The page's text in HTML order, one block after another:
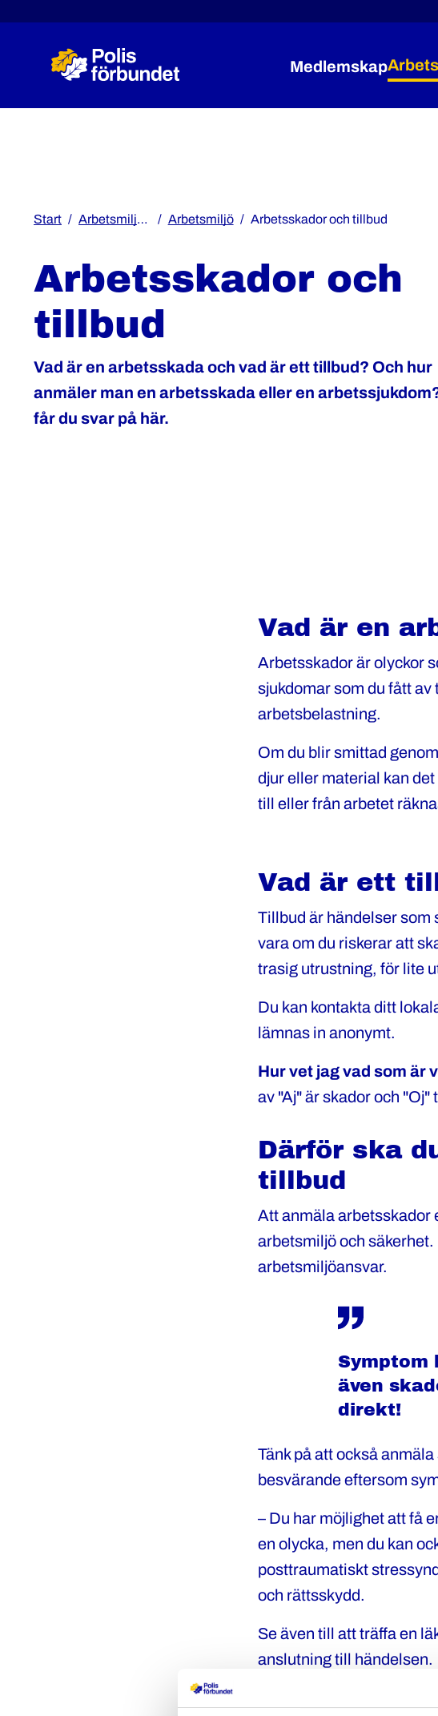
Medlemskap
Start Arbetsmiljö & rättshjälp Arbetsmiljö Arbetsskador och tillbud
Arbetsskador och
tillbud
Vad är en arbetsskada och vad är ett tillbud? Och hur
anmäler man en arbetsskada eller en
får du svar på här.
Vad är en
Arbetsskador är olyckor
sjukdomar som du fått
arbetsbelastning.
Om du blir smittad
djur eller material kan
till eller från arbetet
Vad är ett
Tillbud är händelser som
vara om du riskerar att
trasig utrustning, för lite
Du kan kontakta ditt
lämnas in anonymt.
Hur vet jag vad som är
av "Aj" är skador och "Oj"
Därför ska
tillbud
Att anmäla arbetsskador
arbetsmiljö och
arbetsmiljöansvar.
Symptom
även
direkt!
Tänk på att också
besvärande eftersom
– Du har möjlighet att få
en olycka, men du kan
posttraumatiskt
och rättsskydd.
Se även till att träffa en
anslutning till händelsen.